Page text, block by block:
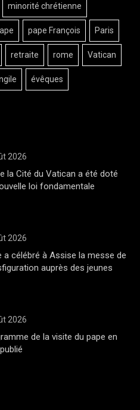
minorité chrétienne
pape François Paris
retraite rome Vatican
évêques
2026
la Cité du Vatican a été doté
loi fondamentale
2026
a célébré à Assise la messe de
auprès des jeunes
2026
de la visite du pape en